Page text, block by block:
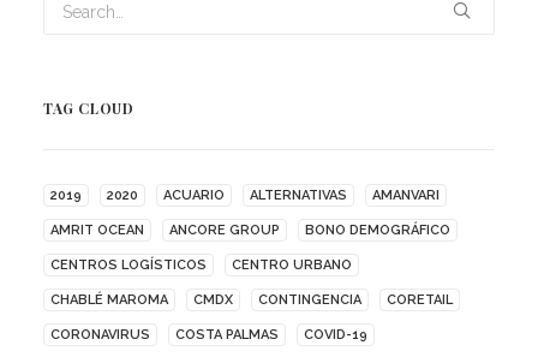
TAG CLOUD
2019 2020 ACUARIO ALTERNATIVAS AMANVARI
AMRIT OCEAN ANCORE GROUP BONO DEMOGRÁFICO
CENTROS LOGÍSTICOS CENTRO URBANO
CHABLÉ MAROMA CMDX CONTINGENCIA CORETAIL
CORONAVIRUS COSTA PALMAS COVID-19